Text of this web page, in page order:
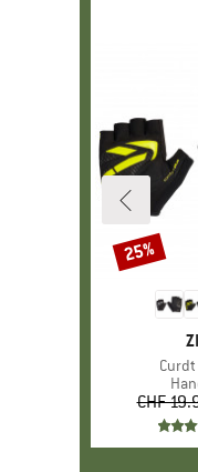
Artikel
CHF
Rabatt
25%